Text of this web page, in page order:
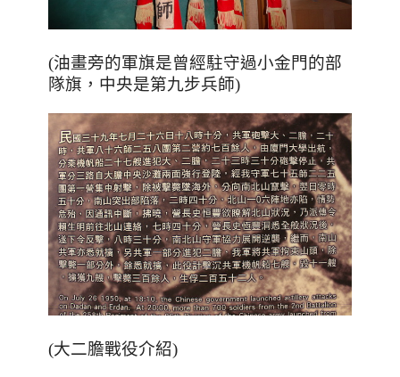
(油畫旁的軍旗是曾經駐守過小金門的部
隊旗，中央是第九步兵師)
(大二膽戰役介紹)